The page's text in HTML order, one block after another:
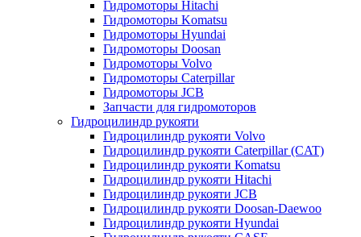
Гидромоторы Hitachi
Гидромоторы Komatsu
Гидромоторы Hyundai
Гидромоторы Doosan
Гидромоторы Volvo
Гидромоторы Caterpillar
Гидромоторы JCB
Запчасти для гидромоторов
Гидроцилиндр рукояти
Гидроцилиндр рукояти Volvo
Гидроцилиндр рукояти Caterpillar (CAT)
Гидроцилиндр рукояти Komatsu
Гидроцилиндр рукояти Hitachi
Гидроцилиндр рукояти JCB
Гидроцилиндр рукояти Doosan-Daewoo
Гидроцилиндр рукояти Hyundai